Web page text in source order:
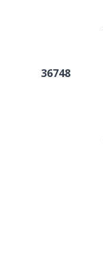
36748